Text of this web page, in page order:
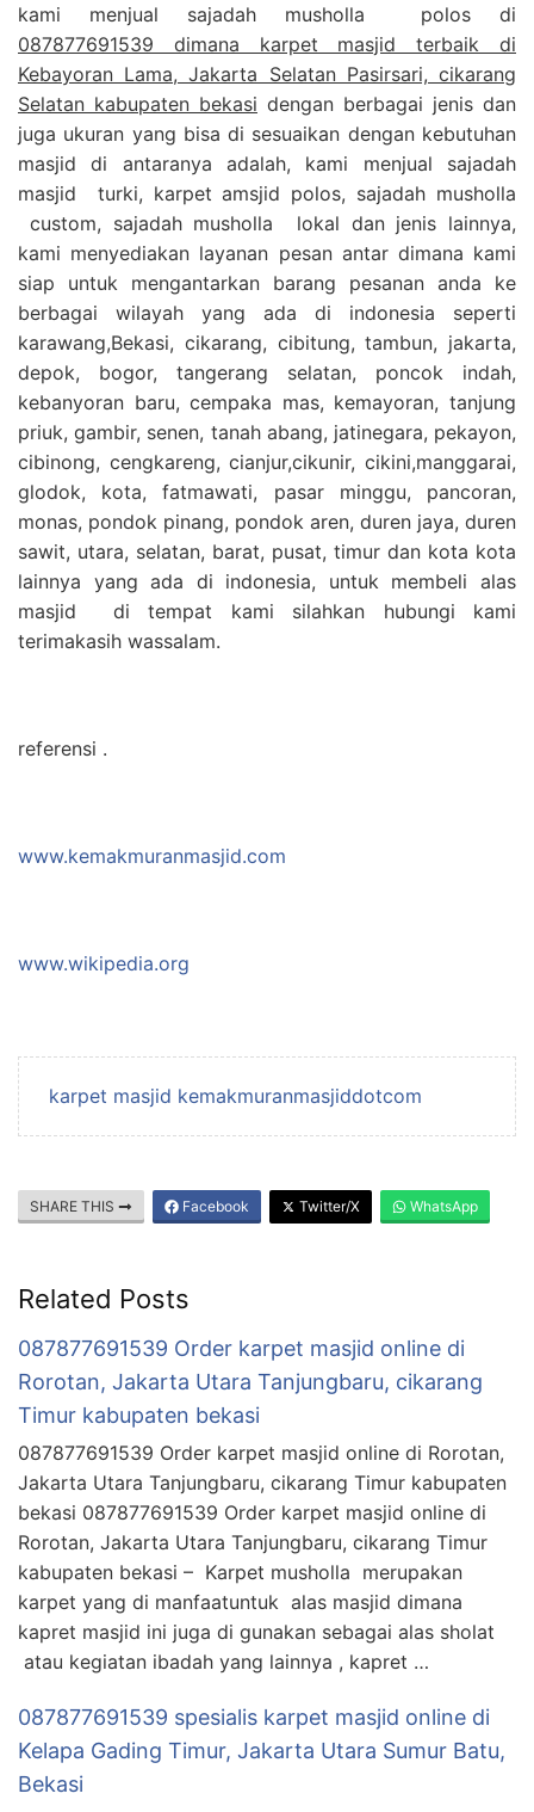
kami menjual sajadah musholla polos di
087877691539 dimana karpet masjid terbaik di
Kebayoran Lama, Jakarta Selatan Pasirsari, cikarang
Selatan kabupaten bekasi dengan berbagai jenis dan
juga ukuran yang bisa di sesuaikan dengan kebutuhan
masjid di antaranya adalah, kami menjual sajadah
masjid turki, karpet amsjid polos, sajadah musholla
custom, sajadah musholla lokal dan jenis lainnya,
kami menyediakan layanan pesan antar dimana kami
siap untuk mengantarkan barang pesanan anda ke
berbagai wilayah yang ada di indonesia seperti
karawang,Bekasi, cikarang, cibitung, tambun, jakarta,
depok, bogor, tangerang selatan, poncok indah,
kebanyoran baru, cempaka mas, kemayoran, tanjung
priuk, gambir, senen, tanah abang, jatinegara, pekayon,
cibinong, cengkareng, cianjur,cikunir, cikini,manggarai,
glodok, kota, fatmawati, pasar minggu, pancoran,
monas, pondok pinang, pondok aren, duren jaya, duren
sawit, utara, selatan, barat, pusat, timur dan kota kota
lainnya yang ada di indonesia, untuk membeli alas
masjid di tempat kami silahkan hubungi kami
terimakasih wassalam.
referensi .
www.kemakmuranmasjid.com
www.wikipedia.org
karpet masjid kemakmuranmasjiddotcom
SHARE THIS Facebook Twitter/X WhatsApp
Related Posts
087877691539 Order karpet masjid online di
Rorotan, Jakarta Utara Tanjungbaru, cikarang
Timur kabupaten bekasi
087877691539 Order karpet masjid online di Rorotan,
Jakarta Utara Tanjungbaru, cikarang Timur kabupaten
bekasi 087877691539 Order karpet masjid online di
Rorotan, Jakarta Utara Tanjungbaru, cikarang Timur
kabupaten bekasi – Karpet musholla merupakan
karpet yang di manfaatuntuk alas masjid dimana
kapret masjid ini juga di gunakan sebagai alas sholat
atau kegiatan ibadah yang lainnya , kapret …
087877691539 spesialis karpet masjid online di
Kelapa Gading Timur, Jakarta Utara Sumur Batu,
Bekasi